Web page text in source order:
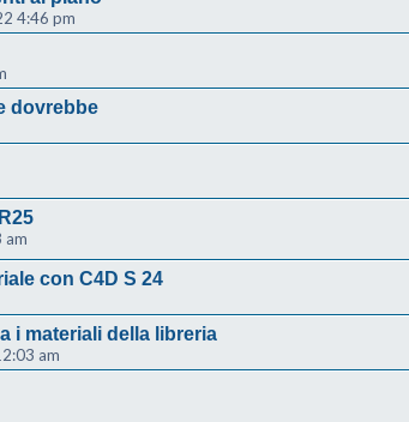
4:46 pm
dovrebbe
am
con C4D S 24
i materiali della libreria
am